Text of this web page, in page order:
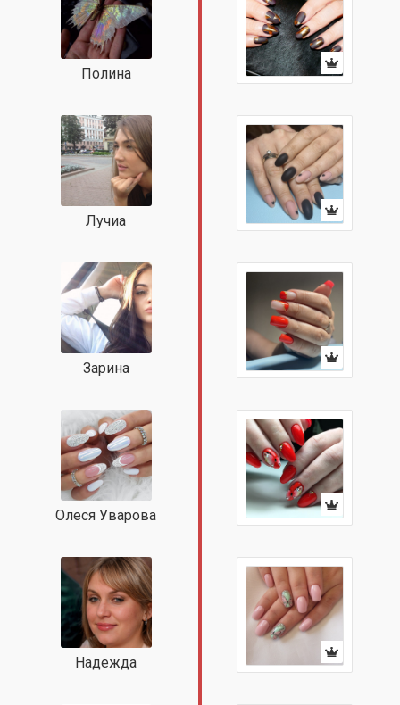
Полина
Лучиа
Зарина
Олеся Уварова
Надежда